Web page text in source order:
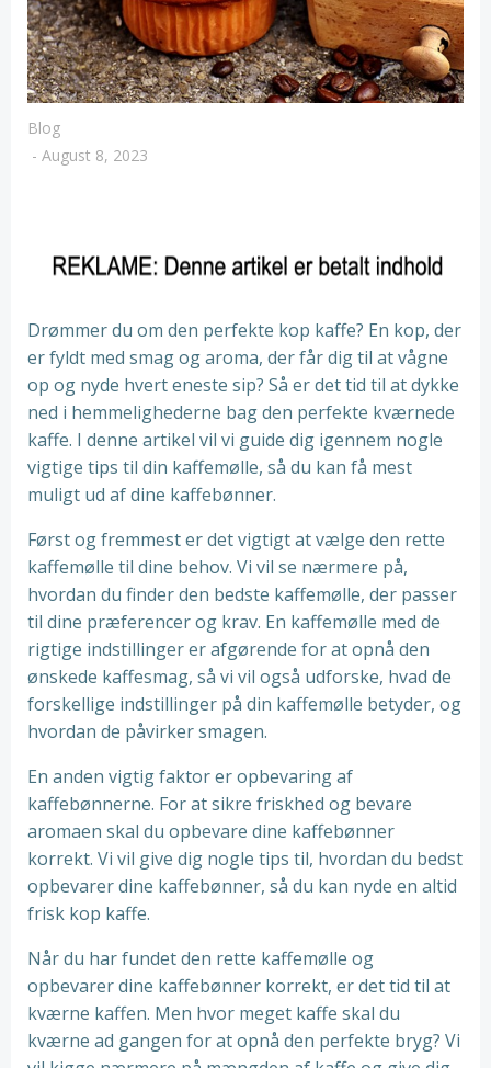
Blog
- August 8, 2023
Drømmer du om den perfekte kop kaffe? En kop, der
er fyldt med smag og aroma, der får dig til at vågne
op og nyde hvert eneste sip? Så er det tid til at dykke
ned i hemmelighederne bag den perfekte kværnede
kaffe. I denne artikel vil vi guide dig igennem nogle
vigtige tips til din kaffemølle, så du kan få mest
muligt ud af dine kaffebønner.
Først og fremmest er det vigtigt at vælge den rette
kaffemølle til dine behov. Vi vil se nærmere på,
hvordan du finder den bedste kaffemølle, der passer
til dine præferencer og krav. En kaffemølle med de
rigtige indstillinger er afgørende for at opnå den
ønskede kaffesmag, så vi vil også udforske, hvad de
forskellige indstillinger på din kaffemølle betyder, og
hvordan de påvirker smagen.
En anden vigtig faktor er opbevaring af
kaffebønnerne. For at sikre friskhed og bevare
aromaen skal du opbevare dine kaffebønner
korrekt. Vi vil give dig nogle tips til, hvordan du bedst
opbevarer dine kaffebønner, så du kan nyde en altid
frisk kop kaffe.
Når du har fundet den rette kaffemølle og
opbevarer dine kaffebønner korrekt, er det tid til at
kværne kaffen. Men hvor meget kaffe skal du
kværne ad gangen for at opnå den perfekte bryg? Vi